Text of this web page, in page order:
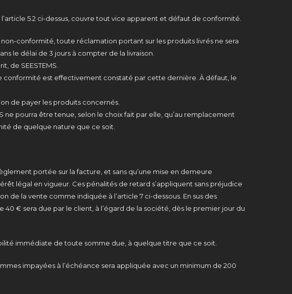
5.2 ci-dessus, couvre tout vice apparent et défaut de conformité.
conformité, toute réclamation portant sur les produits livrés ne sera
le délai de 3 jours à compter de la livraison.
de SEESTEMS.
conformité est effectivement constaté par cette dernière. À défaut, le
de payer les produits concernés.
pourra être tenue, selon le choix fait par elle, qu’au remplacement
de quelque nature que ce soit.
portée sur la facture, et sans qu’une mise en demeure
légal en vigueur. Ces pénalités de retard s’appliquent sans préjudice
la vente comme indiquée à l’article 7 ci-dessous. En sus des
€ sera due par le client, à l’égard de la société, dès le premier jour du
immédiate de toute somme due, à quelque titre que ce soit.
impayées à l’échéance sera appliquée avec un minimum de 200